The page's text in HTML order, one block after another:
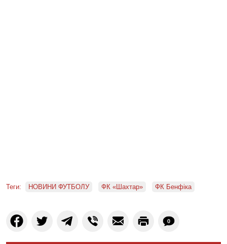
Теги: НОВИНИ ФУТБОЛУ ФК «Шахтар» ФК Бенфіка
0